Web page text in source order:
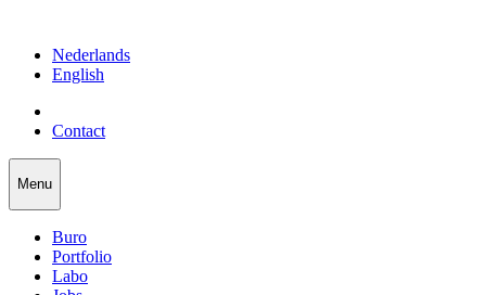
Nederlands
English
Contact
Menu
Buro
Portfolio
Labo